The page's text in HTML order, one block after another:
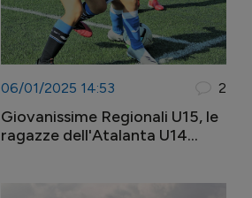
06/01/2025 14:53 2
Giovanissime Regionali U15, le
ragazze dell'Atalanta U14